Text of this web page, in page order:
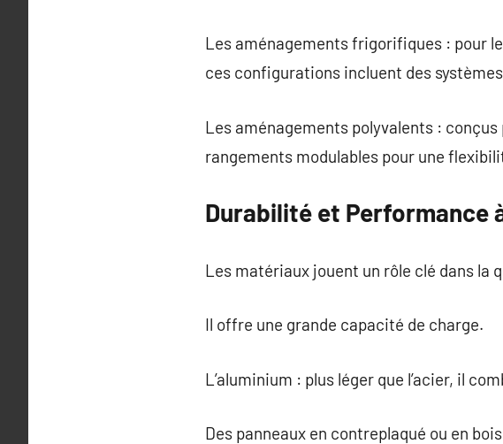
Les aménagements frigorifiques : pour
ces configurations incluent des
Les aménagements polyvalents :
rangements modulables pour une
Durabilité et Performance
Les matériaux jouent un rôle clé dans la
Il offre une grande capacité de charge.
L’aluminium : plus léger que l’acier, il
Des panneaux en contreplaqué ou en